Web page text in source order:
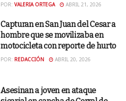
POR: VALERIA ORTEGA ABRIL 21, 2026
Capturan en San Juan del Cesar a
hombre que se movilizaba en
motocicleta con reporte de hurto
POR: REDACCIÓN ABRIL 20, 2026
Asesinan a joven en ataque